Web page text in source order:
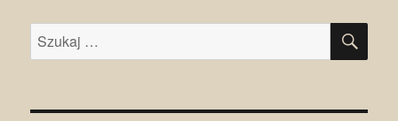
Szukaj: